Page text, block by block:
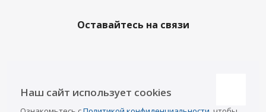
Оставайтесь на связи
Казань
Наш сайт использует cookies